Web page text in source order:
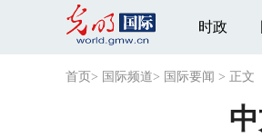
时政
首页 > 国际频道> 国际要闻 > 正文